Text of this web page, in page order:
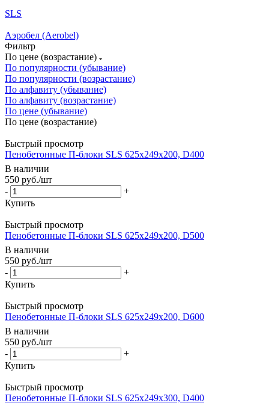
SLS
Аэробел (Aerobel)
Фильтр
По цене (возрастание)
По популярности (убывание)
По популярности (возрастание)
По алфавиту (убывание)
По алфавиту (возрастание)
По цене (убывание)
По цене (возрастание)
Быстрый просмотр
Пенобетонные П-блоки SLS 625х249х200, D400
В наличии
550 руб./шт
-
+
Купить
Быстрый просмотр
Пенобетонные П-блоки SLS 625х249х200, D500
В наличии
550 руб./шт
-
+
Купить
Быстрый просмотр
Пенобетонные П-блоки SLS 625х249х200, D600
В наличии
550 руб./шт
-
+
Купить
Быстрый просмотр
Пенобетонные П-блоки SLS 625х249х300, D400